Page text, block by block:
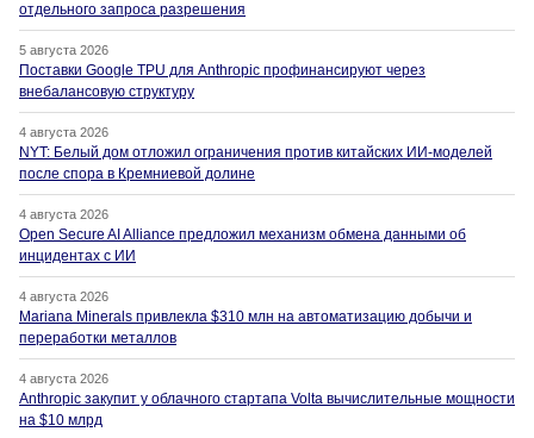
отдельного запроса разрешения
5 августа 2026
Поставки Google TPU для Anthropic профинансируют через
внебалансовую структуру
4 августа 2026
NYT: Белый дом отложил ограничения против китайских ИИ-моделей
после спора в Кремниевой долине
4 августа 2026
Open Secure AI Alliance предложил механизм обмена данными об
инцидентах с ИИ
4 августа 2026
Mariana Minerals привлекла $310 млн на автоматизацию добычи и
переработки металлов
4 августа 2026
Anthropic закупит у облачного стартапа Volta вычислительные мощности
на $10 млрд